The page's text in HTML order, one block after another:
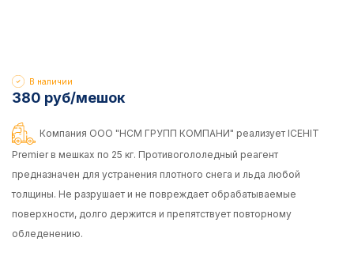
380 руб/мешок
В наличии
Компания ООО "НСМ ГРУПП КОМПАНИ" реализует ICEHIT
Premier в мешках по 25 кг. Противогололедный реагент
предназначен для устранения плотного снега и льда любой
толщины. Не разрушает и не повреждает обрабатываемые
поверхности, долго держится и препятствует повторному
обледенению.